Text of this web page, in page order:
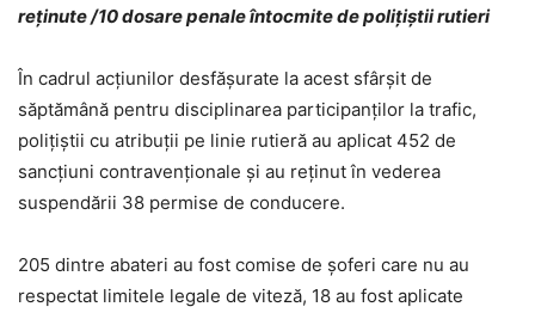
reținute /10 dosare penale întocmite de polițiștii rutieri
În cadrul acţiunilor desfăşurate la acest sfârșit de
săptămână pentru disciplinarea participanţilor la trafic,
poliţiştii cu atribuţii pe linie rutieră au aplicat 452 de
sancţiuni contravenţionale şi au reţinut în vederea
suspendării 38 permise de conducere.
205 dintre abateri au fost comise de şoferi care nu au
respectat limitele legale de viteză, 18 au fost aplicate